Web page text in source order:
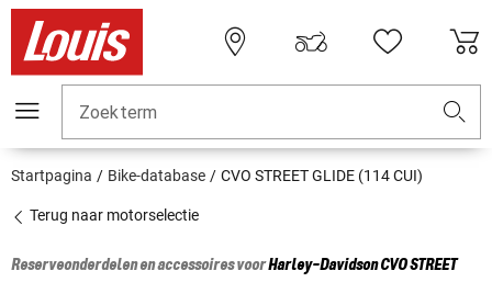
Zoekterm
Startpagina Bike-database CVO STREET GLIDE (114 CUI)
Terug naar motorselectie
Reserveonderdelen en accessoires voorHarley-DavidsonCVO STREET